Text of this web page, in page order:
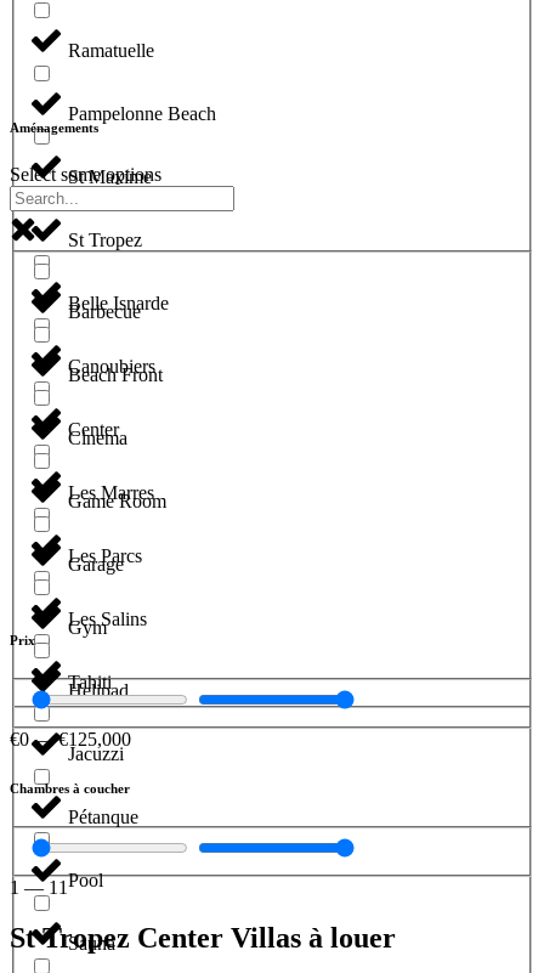
Ramatuelle
Pampelonne Beach
St Maxime
St Tropez
Belle Isnarde
Canoubiers
Center
Les Marres
Les Parcs
Les Salins
Tahiti
Aménagements
Select some options
Barbecue
Beach Front
Cinema
Game Room
Garage
Gym
Helipad
Jacuzzi
Pétanque
Pool
Sauna
Prix
€0—€125,000
Chambres à coucher
1 —11
St Tropez Center Villas à louer